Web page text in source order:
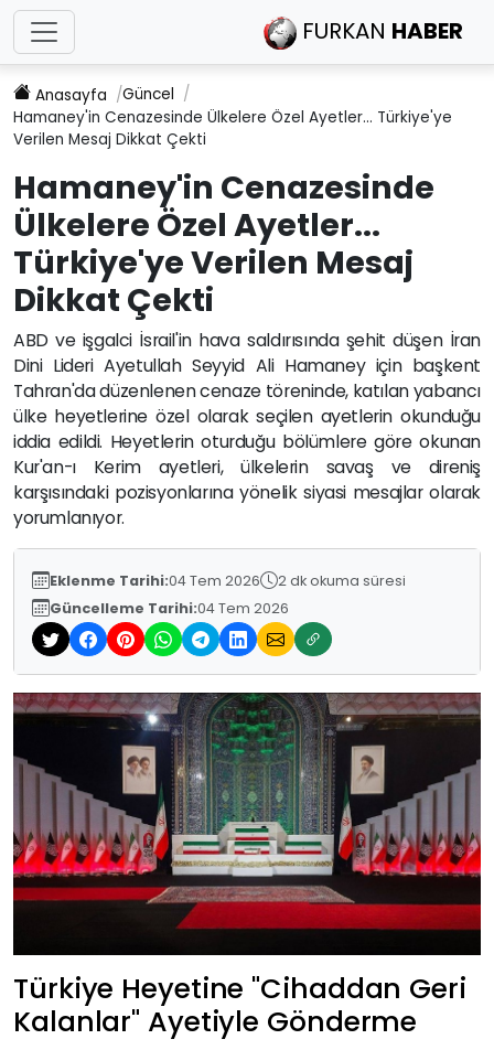
FURKAN HABER
Anasayfa
Güncel
Hamaney'in Cenazesinde Ülkelere Özel Ayetler... Türkiye'ye
Verilen Mesaj Dikkat Çekti
Hamaney'in Cenazesinde
Ülkelere Özel Ayetler...
Türkiye'ye Verilen Mesaj
Dikkat Çekti
ABD ve işgalci İsrail'in hava saldırısında şehit düşen İran
Dini Lideri Ayetullah Seyyid Ali Hamaney için başkent
Tahran'da düzenlenen cenaze töreninde, katılan yabancı
ülke heyetlerine özel olarak seçilen ayetlerin okunduğu
iddia edildi. Heyetlerin oturduğu bölümlere göre okunan
Kur'an-ı Kerim ayetleri, ülkelerin savaş ve direniş
karşısındaki pozisyonlarına yönelik siyasi mesajlar olarak
yorumlanıyor.
Eklenme Tarihi:04 Tem 2026
2 dk okuma süresi
Güncelleme Tarihi:04 Tem 2026
Türkiye Heyetine "Cihaddan Geri
Kalanlar" Ayetiyle Gönderme